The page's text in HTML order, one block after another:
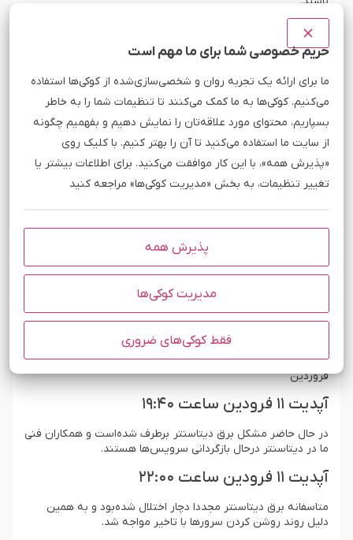
اطلاعیه قطع برق در دیتاسنتر های
وب
نوع
اختلال برق
شروع
1404/01/10 22:40
مدت زمان احتمالی
۱۲ - ۲۴ ساعت
وضعیت
تمام شده
(پونک) به دلیل اختلال در سیستم برق دچار حادثه شد و ابتدا
موجب قطع سیستم کولینگ و پس از اتمام ظرفیت باتری دچار
خاموشی شد. پیرو بررسی‌های انجام شده برآورد رفع مشکل و
تعویض کابل‌های آسیب دیده بین ۷-۱۲ ساعت تخمین زده شده
است. قابل ذکر است که تیم مبین هاست در محل دیتاسنتر حاضر
شد و وضعیت را ارزیابی و پیگیری‌های لازم را انجام داد. قابل ذکر
است که سایر دیتاسنترها تا این لحظه پایدار بوده و مشکل خاصی
زمان تخمینی رفع احتمالی مشکل: تا ساعت ۱۹ روز سه شنبه ۱۱
فروردین
آپدیت ۱۱ فرودین ساعت ۱۹:۴۰
در حال حاضر مشکل برق دیتاسنتر برطرف شده‌است و همکاران فنی
ما در دیتاسنتر درحال بازگردانی سرویس‌ها هستند.
آپدیت ۱۱ فرودین ساعت ۲۲:۰۰
متاسفانه برق دیتاسنتر مجددا دچار اختلال شده‌بود و به همین
دلیل روند روشن کردن سرورها با تاخیر مواجه شد.
حریم خصوصی شما برای ما مهم است
ما برای ارائه یک تجربه روان و شخصی‌سازی‌شده از کوکی‌ها استفاده
می‌کنیم. کوکی‌ها به ما کمک می‌کنند تا تنظیمات شما را به خاطر
بسپاریم، محتوای مورد علاقه‌تان را نمایش دهیم و بفهمیم چگونه
از سایت ما استفاده می‌کنید تا آن را بهتر کنیم. با کلیک روی
«پذیرش همه»، با این کار موافقت می‌کنید. برای اطلاعات بیشتر یا
تغییر تنظیمات، به بخش «مدیریت کوکی‌ها» مراجعه کنید
پذیرش همه
مدیریت کوکی‌ها
فقط کوکی‌های ضروری